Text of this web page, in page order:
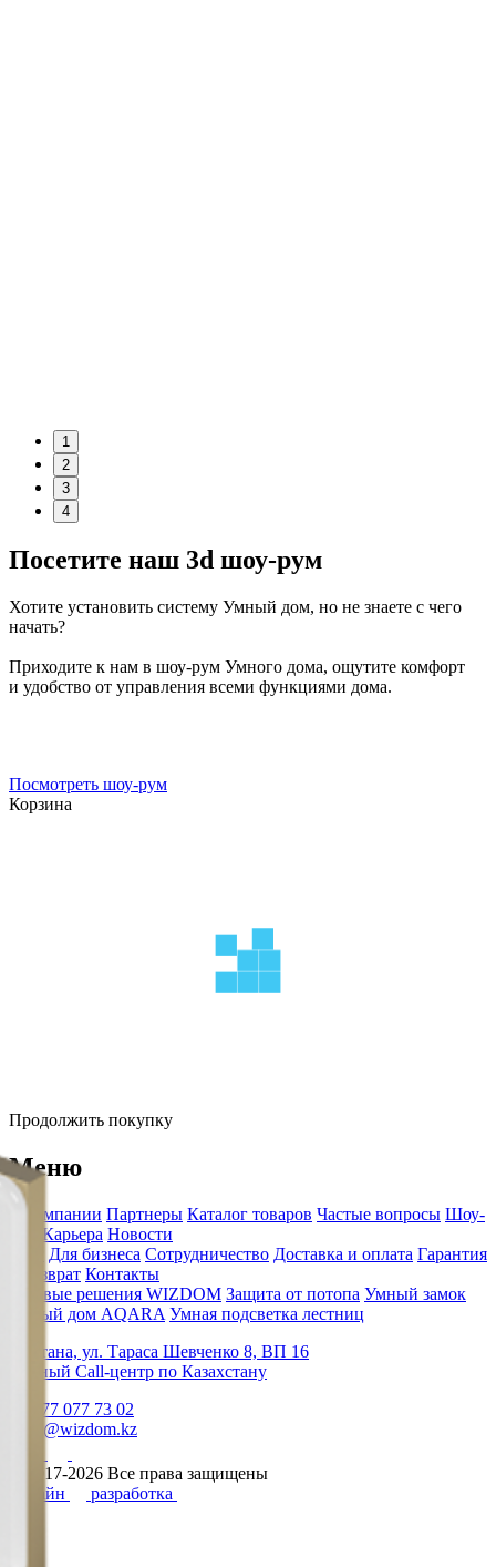
1
2
3
4
Посетите наш 3d шоу-рум
Хотите установить систему Умный дом, но не знаете с чего
начать?
Приходите к нам в шоу-рум Умного дома, ощутите комфорт
и удобство от управления всеми функциями дома.
Посмотреть шоу-рум
Корзина
Продолжить покупку
Меню
О компании Партнеры Каталог товаров Частые вопросы Шоу-
Карьера Новости
Для бизнеса Сотрудничество Доставка и оплата Гарантия
и возврат Контакты
Готовые решения WIZDOM Защита от потопа Умный замок
Умный дом AQARA Умная подсветка лестниц
г.Астана, ул. Тараса Шевченко 8, ВП 16
Единый Call-центр по Казахстану
+7 777 077 73 02
hello@wizdom.kz
© 2017-2026 Все права защищены
Дизайн
разработка